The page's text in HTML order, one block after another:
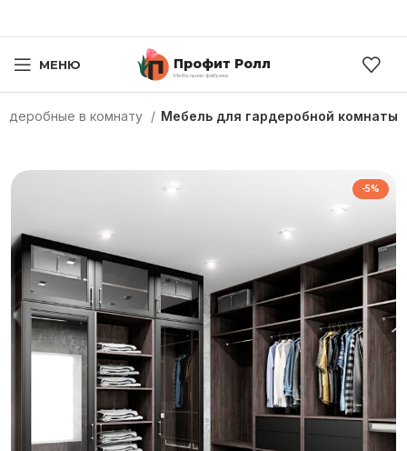
МЕНЮ Профит Ролл
Мебельная фабрика
в комнату Мебель для гардеробной комнаты
-5%